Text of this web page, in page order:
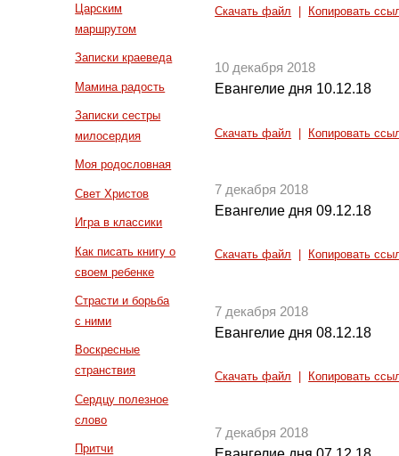
Царским
маршрутом
Записки краеведа
Мамина радость
Записки сестры
милосердия
Моя родословная
Свет Христов
Игра в классики
Как писать книгу о
своем ребенке
Страсти и борьба
с ними
Воскресные
странствия
Сердцу полезное
слово
Притчи
Скачать файл Копировать
10 декабря 2018
Евангелие дня 10.12.18
Скачать файл Копировать
7 декабря 2018
Евангелие дня 09.12.18
Скачать файл Копировать
7 декабря 2018
Евангелие дня 08.12.18
Скачать файл Копировать
7 декабря 2018